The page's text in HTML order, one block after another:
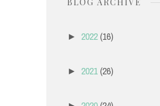
BLOG ARCHIVE
► 2022 (16)
► 2021 (26)